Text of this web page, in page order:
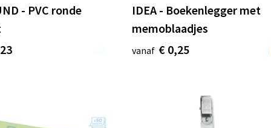
- PVC ronde
IDEA - Boekenlegger met
memoblaadjes
vanaf € 0,25